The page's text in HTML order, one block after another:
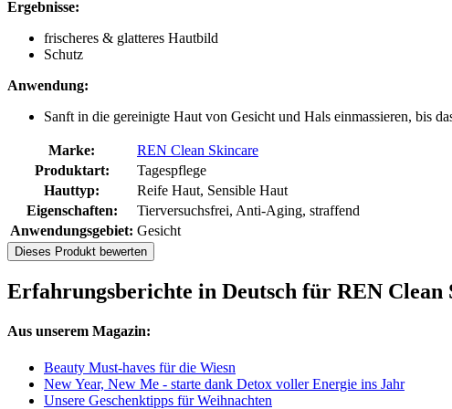
Ergebnisse:
frischeres & glatteres Hautbild
Schutz
Anwendung:
Sanft in die gereinigte Haut von Gesicht und Hals einmassieren, bis
Marke:
REN Clean Skincare
Produktart:
Tagespflege
Hauttyp:
Reife Haut, Sensible Haut
Eigenschaften:
Tierversuchsfrei, Anti-Aging, straffend
Anwendungsgebiet: Gesicht
Dieses Produkt bewerten
Erfahrungsberichte in Deutsch für REN
Aus unserem Magazin:
Beauty Must-haves für die Wiesn
New Year, New Me - starte dank Detox voller Energie ins Jahr
Unsere Geschenktipps für Weihnachten